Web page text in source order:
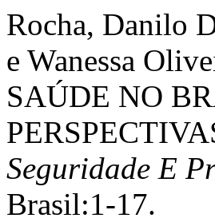
Rocha, Danilo
e Wanessa
SAÚDE NO
Seguridade E
Brasil:1-17.